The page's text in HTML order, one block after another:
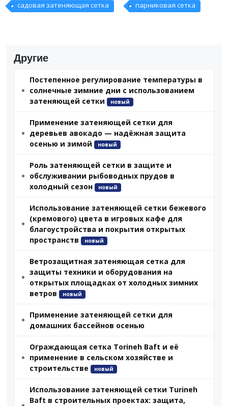
садовая затеняющая сетка
парниковая сетка
Другие
Постепенное регулирование температуры в
солнечные зимние дни с использованием
затеняющей сетки
новый
Применение затеняющей сетки для
деревьев авокадо — надёжная защита
осенью и зимой
новый
Роль затеняющей сетки в защите и
обслуживании рыбоводных прудов в
холодный сезон
новый
Использование затеняющей сетки бежевого
(кремового) цвета в игровых кафе для
благоустройства и покрытия открытых
пространств
новый
Ветрозащитная затеняющая сетка для
защиты техники и оборудования на
открытых площадках от холодных зимних
ветров
новый
Применение затеняющей сетки для
домашних бассейнов осенью
Ограждающая сетка Torineh Baft и её
применение в сельском хозяйстве и
строительстве
новый
Использование затеняющей сетки Turineh
Baft в строительных проектах: защита,